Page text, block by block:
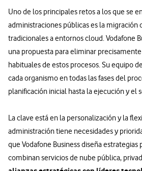
Uno de los principales retos a los que se
administraciones públicas es la migración
tradicionales a entornos cloud. Vodafone
una propuesta para eliminar
habituales de estos procesos. Su equipo
cada organismo en todas las fases del
planificación inicial hasta la ejecución y el
La clave está en la personalización y la
administración tiene necesidades y
que Vodafone Business diseña estrategias
combinan servicios de nube pública,